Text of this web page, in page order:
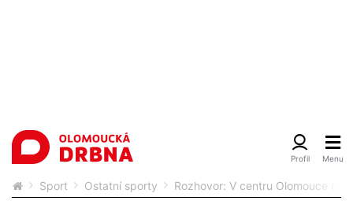
Sport Ostatní sporty Rozhovor: V centru Olomouce